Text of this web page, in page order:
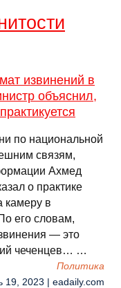
извинений в
объяснил,
по национальной
связям,
Ахмед
о практике
камеру в
его словам,
— это
чеченцев… …
Политика
19, 2023 | eadaily.com